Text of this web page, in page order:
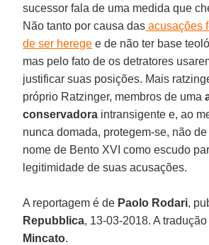
sucessor fala de uma medida que
Não tanto por causa das acusações
de ser herege e de não ter base
mas pelo fato de os detratores
justificar suas posições. Mais
próprio Ratzinger, membros de uma
conservadora intransigente e, ao
nunca domada, protegem-se, não
nome de Bento XVI como escudo
legitimidade de suas acusações.
A reportagem é de Paolo Rodari,
Repubblica, 13-03-2018. A
Mincato.